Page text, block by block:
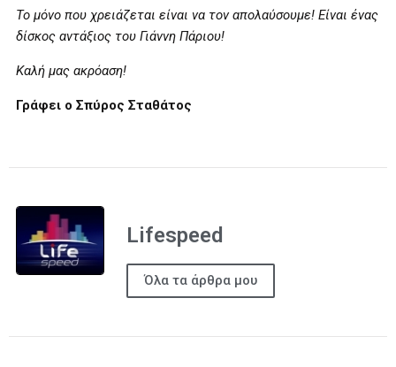
Το μόνο που χρειάζεται είναι να τον απολαύσουμε! Είναι ένας
δίσκος αντάξιος του Γιάννη Πάριου!
Καλή μας ακρόαση!
Γράφει ο Σπύρος Σταθάτος
Lifespeed
Όλα τα άρθρα μου